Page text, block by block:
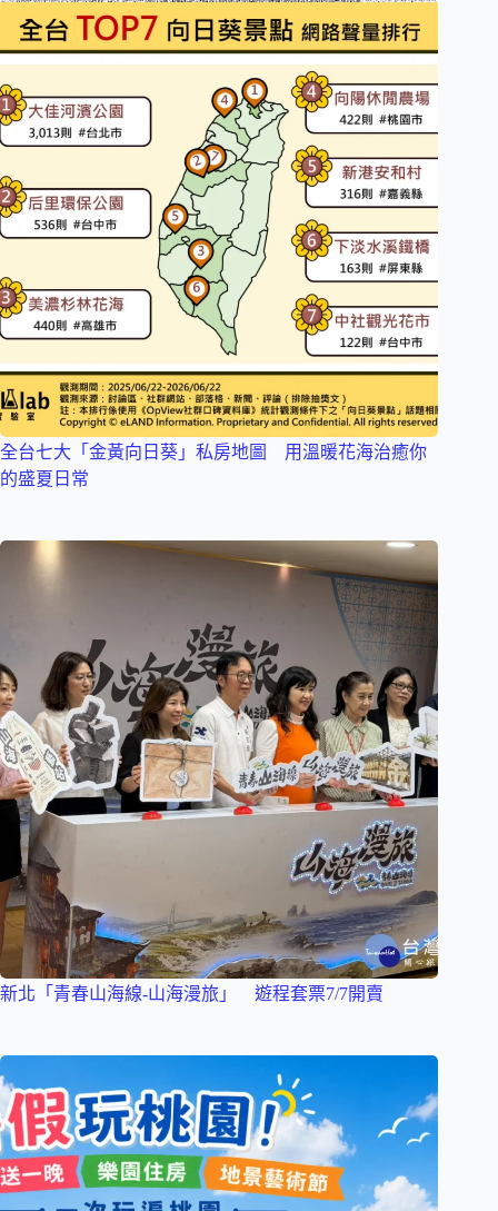
全台七大「金黃向日葵」私房地圖 用溫暖花海治癒你
的盛夏日常
新北「青春山海線-山海漫旅」 遊程套票7/7開賣